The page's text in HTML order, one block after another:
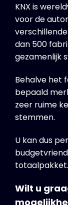
KNX is
voor de
dan 500
gezamenlijk
Behalve het
bepaald
zeer ruime
stemmen.
U kan dus
totaalpakket.
Wilt u